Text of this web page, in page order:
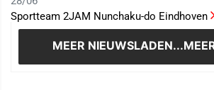
Sportteam 2JAM Nunchaku-do Eindhoven
MEER NIEUWS